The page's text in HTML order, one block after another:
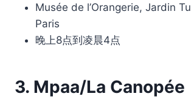
Musée de l’Orangerie, Jardin
Paris
晚上8点到凌晨4点
3. Mpaa/La Canopée